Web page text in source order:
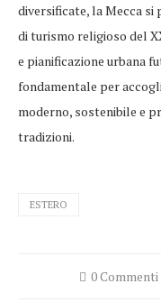
diversificate, la Mecca
di turismo religioso del
e pianificazione urbana
fondamentale per
moderno, sostenibile e
tradizioni.
ESTERO
0 Commenti